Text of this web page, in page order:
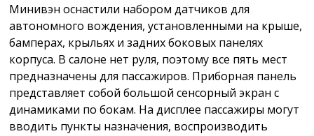
Минивэн оснастили набором датчиков для
автономного вождения, установленными на крыше,
бамперах, крыльях и задних боковых панелях
корпуса. В салоне нет руля, поэтому все пять мест
предназначены для пассажиров. Приборная панель
представляет собой большой сенсорный экран с
динамиками по бокам. На дисплее пассажиры могут
вводить пункты назначения, воспроизводить